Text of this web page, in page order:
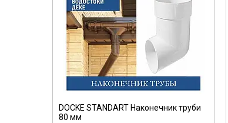
DOCKE STANDART Наконечник труби
80 мм